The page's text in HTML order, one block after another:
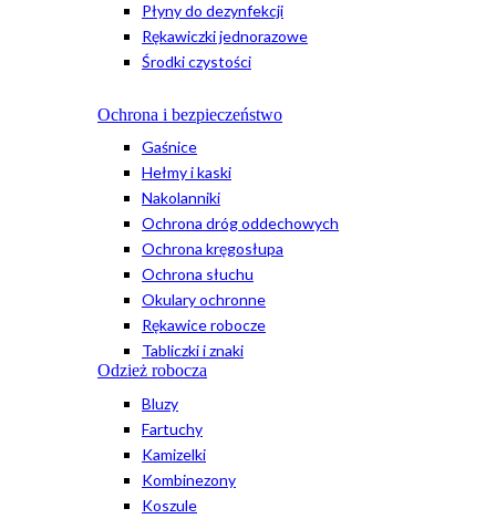
Płyny do dezynfekcji
Rękawiczki jednorazowe
Środki czystości
Ochrona i bezpieczeństwo
Gaśnice
Hełmy i kaski
Nakolanniki
Ochrona dróg oddechowych
Ochrona kręgosłupa
Ochrona słuchu
Okulary ochronne
Rękawice robocze
Tabliczki i znaki
Odzież robocza
Bluzy
Fartuchy
Kamizelki
Kombinezony
Koszule